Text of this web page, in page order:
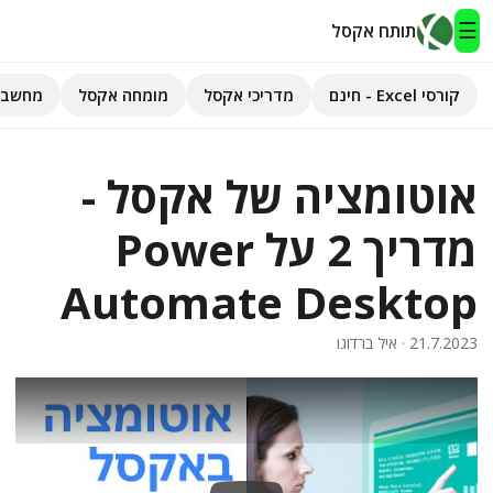
☰ תותח אקסל
קורסי Excel - חינם
מדריכי אקסל
השירותים שלנו
מחשבוני אקסל
פיתוח אפליקציות
חיפוש
קורסי Excel - חינם מדריכי אקסל מומחה אקסל
אוטומציה של אקסל -
מדריך 2 על Power
Automate Desktop
21.7.2023 · איל ברדוגו